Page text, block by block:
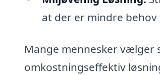
at der er mindre
Mange mennesker
omkostningseffektiv